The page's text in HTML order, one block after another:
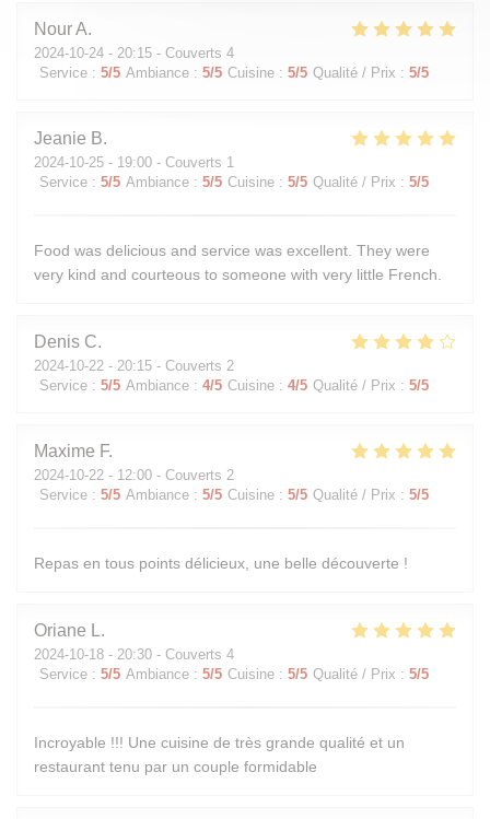
NourA
2024-10-24 - 20:15 - Couverts 4
Service : 5/5 Ambiance : 5/5 Cuisine : 5/5 Qualité / Prix : 5/5
Jeanie B
2024-10-25 - 19:00 - Couverts 1
Service : 5/5 Ambiance : 5/5 Cuisine : 5/5 Qualité / Prix : 5/5
Food was delicious and service was excellent. They were
very kind and courteous to someone with very little French.
Denis C
2024-10-22 - 20:15 - Couverts 2
Service : 5/5 Ambiance : 4/5 Cuisine : 4/5 Qualité / Prix : 5/5
Maxime F
2024-10-22 - 12:00 - Couverts 2
Service : 5/5 Ambiance : 5/5 Cuisine : 5/5 Qualité / Prix : 5/5
Repas en tous points délicieux, une belle découverte !
Oriane L
2024-10-18 - 20:30 - Couverts 4
Service : 5/5 Ambiance : 5/5 Cuisine : 5/5 Qualité / Prix : 5/5
Incroyable !!! Une cuisine de très grande qualité et un
restaurant tenu par un couple formidable